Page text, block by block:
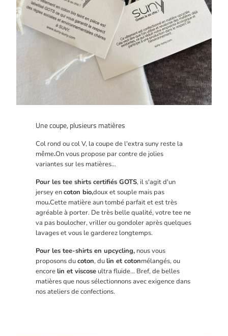
Une coupe, plusieurs matières
Col rond ou col V, la coupe de l'extra suny reste la
même.On vous propose par contre de jolies
variantes sur les matières...
Pour les tee shirts certifiés GOTS, il s'agit d'un
jersey encoton bio,doux et souple mais pas
mou.Cette matière aun tombé parfait et est très
agréable à porter. De très belle qualité, votre tee ne
va pas boulocher, vriller ou gondoler après quelques
lavages et vous le garderez longtemps.
Pour les tee-shirts en upcycling, nous vous
proposons ducoton, dulin et cotonmélangés, ou
encorelin et viscose ultra fluide... Bref, de belles
matières que nous sélectionnons avec exigence dans
nos ateliers de confections.